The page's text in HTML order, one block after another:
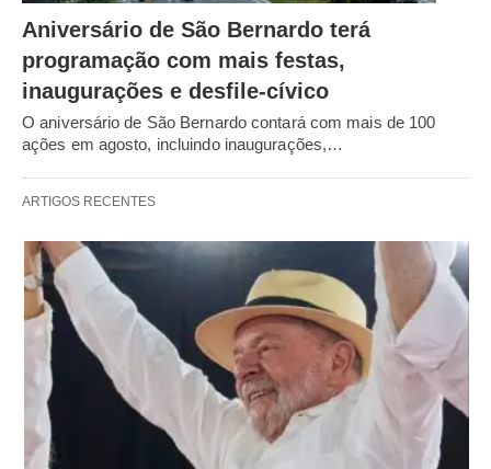
Aniversário de São Bernardo terá
programação com mais festas,
inaugurações e desfile-cívico
O aniversário de São Bernardo contará com mais de 100
ações em agosto, incluindo inaugurações,…
ARTIGOS RECENTES